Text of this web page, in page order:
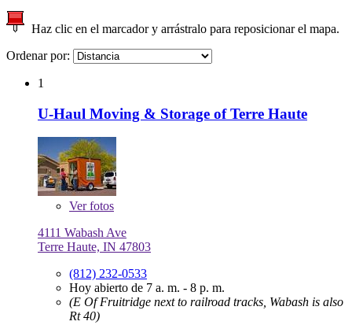
Haz clic en el marcador y arrástralo para reposicionar el mapa.
Ordenar por:
1
U-Haul Moving & Storage of Terre Haute
Verfotos
4111 Wabash Ave
Terre Haute, IN 47803
(812) 232-0533
Hoy abierto de 7 a. m. - 8 p. m.
(E Of Fruitridge next to railroad tracks, Wabash is also
Rt 40)